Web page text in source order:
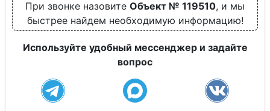
При звонке назовите Объект № 119510, и мы
быстрее найдем необходимую информацию!
Используйте удобный мессенджер и задайте
вопрос